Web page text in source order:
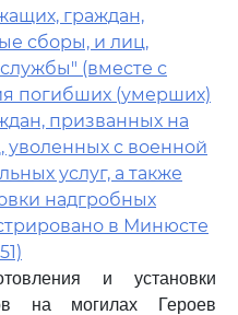
граждан,
сборы, и лиц,
(вместе с
погибших (умерших)
призванных на
с военной
услуг, а также
надгробных
в Минюсте
и установки
на могилах Героев